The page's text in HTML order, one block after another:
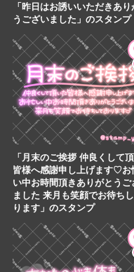
「昨日はお誘いいただきあり
うございました」のスタンプ
「月末のご挨拶 仲良くして
皆様へ感謝申し上げます♡お
い中お時間頂きありがとうご
ました 来月も笑顔でお待ち
ります」のスタンプ